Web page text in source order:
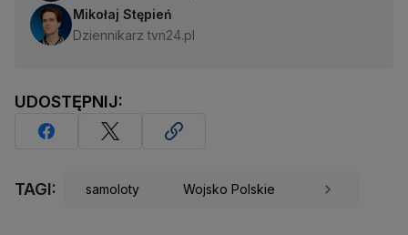
Mikołaj Stępień
Dziennikarz tvn24.pl
UDOSTĘPNIJ:
TAGI: samoloty Wojsko Polskie